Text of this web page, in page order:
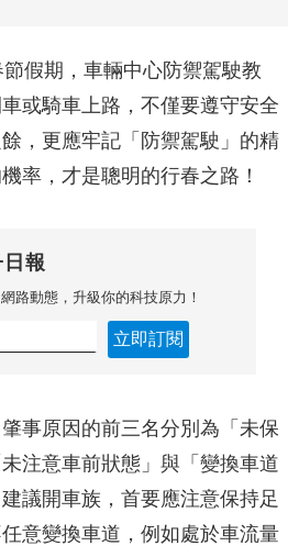
假期，車輛中心防禦駕駛教
或騎車上路，不僅要遵守安全
， 更應牢記「防禦駕駛」的精
率， 才是聰明的行春之路！
報
路動態，升級你的科技原力！
立即訂閱
事原因的前三名分別為「 未保
注意車前狀態」與「 變換車道
議開車族， 首要應注意保持足
意變換車道， 例如處於車流量